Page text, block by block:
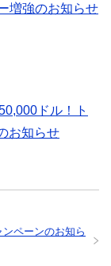
増強のお知らせ
ドル！ト
お知らせ
ペーンのお知ら